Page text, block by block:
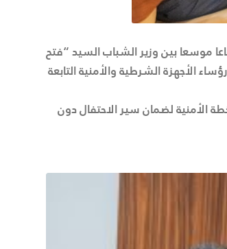
عقد يوم الأمس الثلاثاء 09 أغسطس 2022 بديوان وزارة الشباب اجتماعا موسعا بين وزير الشباب السيد “فتح
الأجهزة الشرطية والأمنية التابعة
الاحتفال الوطني الهام الذي سينظم يوم الجمعة القادم الموافق 12 أغسطس 2022م ورسم الخطة الأمنية لضمان سير الاحتفال دون